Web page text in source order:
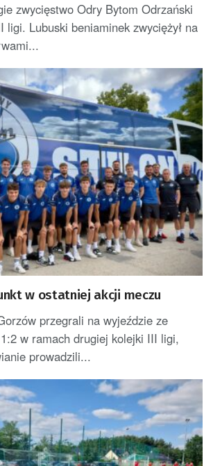
zwycięstwo Odry Bytom Odrzański
ligi. Lubuski beniaminek zwyciężył na
w ostatniej akcji meczu
przegrali na wyjeździe ze
w ramach drugiej kolejki III ligi,
prowadzili...